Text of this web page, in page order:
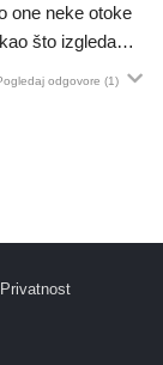
one neke otoke
što izgleda…
odgovore (1)
Privatnost